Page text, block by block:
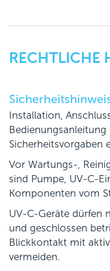
RECHTLICHE
Installation,
Sicherheitsvorgaben
Vor Wartungs-,
sind Pumpe, UV-C-
Komponenten vom
UV-C-Geräte dürfen
und geschlossen
Blickkontakt mit
vermeiden.